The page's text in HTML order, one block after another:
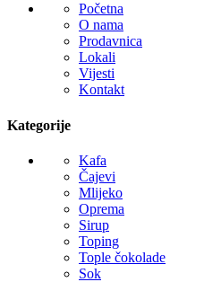
Početna
O nama
Prodavnica
Lokali
Vijesti
Kontakt
Kategorije
Kafa
Čajevi
Mlijeko
Oprema
Sirup
Toping
Tople čokolade
Sok